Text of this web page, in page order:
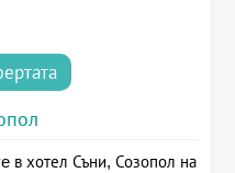
в хотел Съни, Созопол на